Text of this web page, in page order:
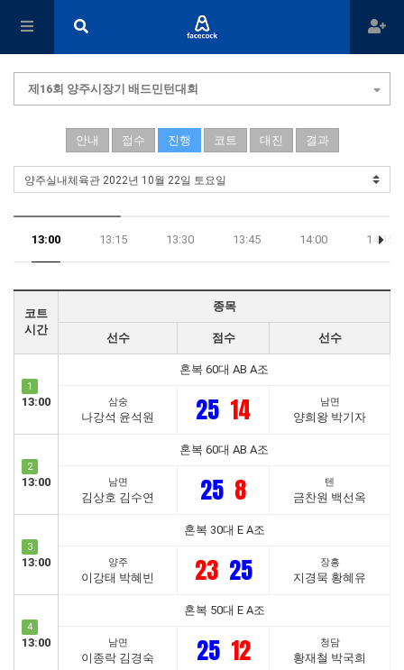
제16회 양주시장기 배드민턴대회
안내 접수 진행 코트 대진 결과
13:00 13:15 13:30 13:45 14:00 14:15
코트
시간
종목
선수 점수 선수
1
13:00
혼복 60대 AB A조
삼숭
나강석 윤석원 25 14 남면
양희왕 박기자
2
13:00
혼복 60대 AB A조
남면
김상호 김수연 25 8 텐
금찬원 백선옥
3
13:00
혼복 30대 E A조
양주
이강태 박혜빈 23 25 장흥
지경묵 황혜유
4
13:00
혼복 50대 E A조
남면
이종락 김경숙 25 12 청담
황재철 박국희